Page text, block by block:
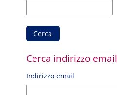
Cerca indirizzo email
Cerca indirizzo email
Indirizzo email